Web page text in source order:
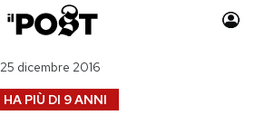
Auto
PIÙ DI 9 ANNI
dicembre 2016